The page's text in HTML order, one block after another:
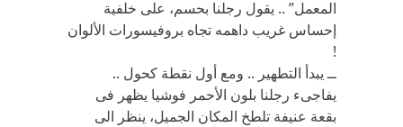
المعمل” .. يقول رجلنا بحسم، على خلفية
إحساس غريب داهمه تجاه بروفيسورات الألوان
!
ــ يبدأ التطهير .. ومع أول نقطة كحول ..
يفاجىء رجلنا بلون الأحمر فوشيا يظهر فى
بقعة عنيفة تلطخ المكان الجميل، ينظر الى